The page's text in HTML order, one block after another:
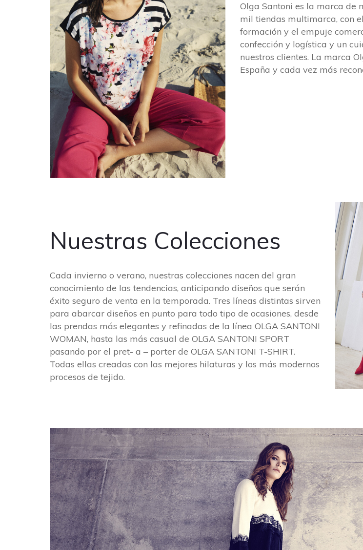
Olga Santoni es la marca de
mil tiendas multimarca, con
formación y el empuje
confección y logística y un
nuestros clientes. La marca
España y cada vez más
Nuestras Colecciones
Cada invierno o verano, nuestras colecciones nacen del gran
conocimiento de las tendencias, anticipando diseños que serán
éxito seguro de venta en la temporada. Tres líneas distintas sirven
para abarcar diseños en punto para todo tipo de ocasiones, desde
las prendas más elegantes y refinadas de la línea OLGA SANTONI
WOMAN, hasta las más casual de OLGA SANTONI SPORT
pasando por el pret- a – porter de OLGA SANTONI T-SHIRT.
Todas ellas creadas con las mejores hilaturas y los más modernos
procesos de tejido.